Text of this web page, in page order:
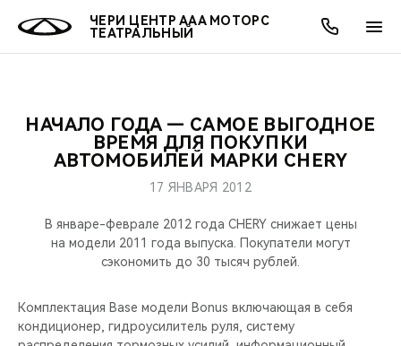
ЧЕРИ ЦЕНТР ААА МОТОРС
ТЕАТРАЛЬНЫЙ
МОДЕЛИ
КРОССОВЕРЫ
НОВИНКИ
ПОКУПАТЕЛЯМ
КРЕДИТ И СТРАХОВАНИЕ
ВЛАДЕЛЬЦАМ
ЗАПЧАСТИ И АКСЕССУАРЫ
CHERY CONNECT
МИР CHERY
О БРЕНДЕ
CHERY В СОЦСЕТЯХ
ЛЮДИ CHERY
АКЦИИ
ОНЛАЙН СЕРВИСЫ
КРЕДИТ
О КОМПАНИИ
МЫ В СОЦСЕТЯХ
НАЧАЛО ГОДА — САМОЕ ВЫГОДНОЕ
ВРЕМЯ ДЛЯ ПОКУПКИ
АВТОМОБИЛЕЙ МАРКИ CHERY
17 ЯНВАРЯ 2012
В январе-феврале 2012 года CHERY снижает цены
на модели 2011 года выпуска. Покупатели могут
сэкономить до 30 тысяч рублей.
Комплектация Base модели Bonus включающая в себя
кондиционер, гидроусилитель руля, систему